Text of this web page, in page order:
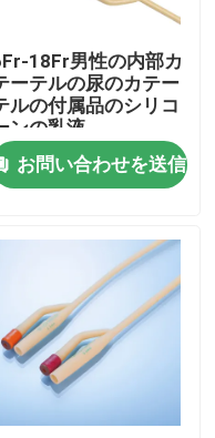
ー
18Fr男性の内部カ
ーテルの尿のカテー
ルの付属品のシリコ
ンの乳液
お問い合わせを送信